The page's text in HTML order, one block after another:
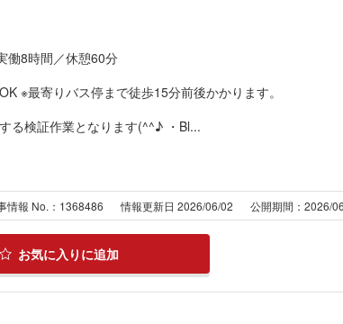
8時間／休憩60分
※最寄りバス停まで徒歩15分前後かかります。
る検証作業となります(^^♪ ・Bl...
情報 No.：1368486 情報更新日 2026/06/02 公開期間：2026/
お気に入りに追加